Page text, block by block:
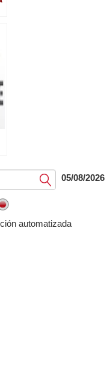
Submit05/08/2026
automatizada